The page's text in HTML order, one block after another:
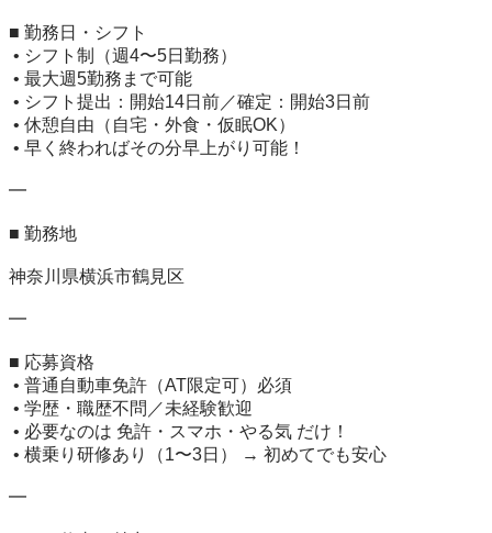
■ 勤務日・シフト
━
■ 勤務地
神奈川県横浜市鶴見区
━
■ 応募資格
━